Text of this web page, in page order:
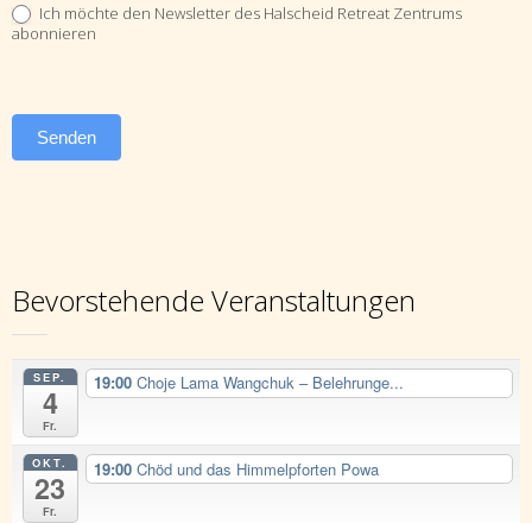
Ich möchte den Newsletter des Halscheid Retreat Zentrums
abonnieren
Senden
Bevorstehende Veranstaltungen
SEP.
4
Fr.
19:00 Choje Lama Wangchuk – Belehrunge...
OKT.
23
Fr.
19:00 Chöd und das Himmelpforten Powa